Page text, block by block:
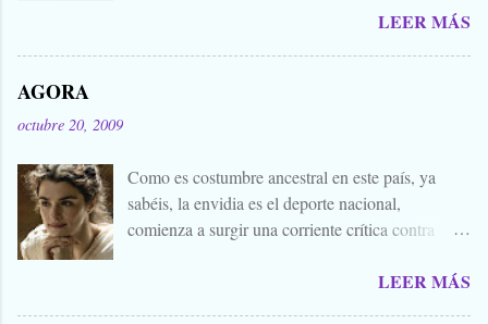
levantar nuestros blogs, sean vivos, muertos, o
convoco a todos, amigos, conocidos, amigos de
amigos, blogueros en general. Cuéntanos tu
historia para morirnos de miedo este largo fin de
Aquella que te contaba tu abuela, la del
LEER MÁS
AGORA
octubre 20, 2009
Como es costumbre ancestral en este país, ya
sabéis, la envidia es el deporte nacional,
comienza a surgir una corriente crítica contra
estreno de su última película. Y es que hay que
LEER MÁS